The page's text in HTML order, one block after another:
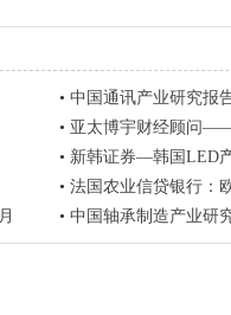
• 中国通讯产业研究报
• 亚太博宇财经顾问
• 新韩证券—韩国LED
• 法国农业信贷银行：
• 中国轴承制造产业研